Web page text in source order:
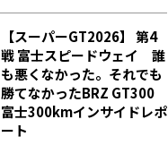
【スーパーGT2026】 第4
戦 富士スピードウェイ 誰
も悪くなかった。それでも
勝てなかった――BRZ GT300
富士300kmインサイドレポ
ート